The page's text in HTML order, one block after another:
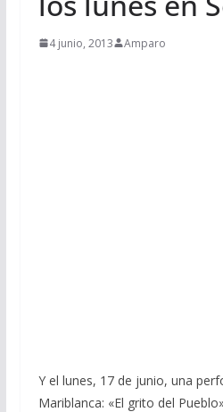
4 junio, 2013 Amparo
Y el lunes, 17 de junio, una
Mariblanca: «El grito del